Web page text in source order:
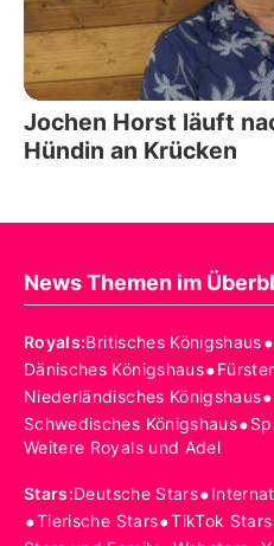
Jochen Horst läuft
Hündin an Krücken
News Themen im
Royals:Britisches Königshaus•
Dänisches Königshaus•
Niederländisches Königshaus•
Schwedisches Königshaus•
Weitere Royals und Adel
Stars:Deutsche Stars•
•Tierische Stars•TikTok Stars